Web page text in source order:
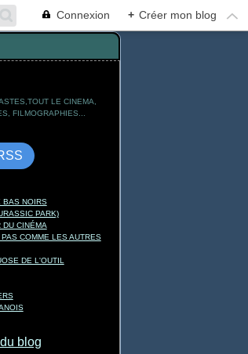
Connexion + Créer mon blog
LE CINEMA,
FILMOGRAPHIES...
BAS NOIRS
PARK)
CINÉMA
COMME LES AUTRES
DE L'OUTIL
blog